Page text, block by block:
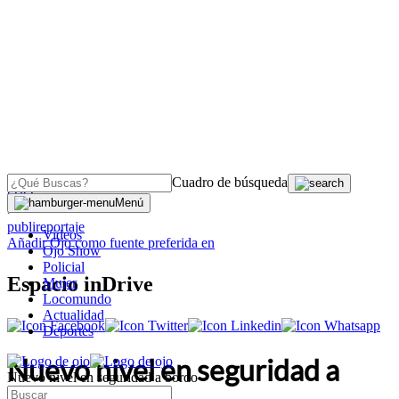
Cuadro de búsqueda
Menú
Videos
Ojo Show
Policial
Mujer
Locomundo
Actualidad
Deportes
Nuevo nivel en seguridad a bordo
OJO
>
publireportaje
AñadirOjocomo fuente preferida en
Espacio inDrive
Nuevo nivel en seguridad a